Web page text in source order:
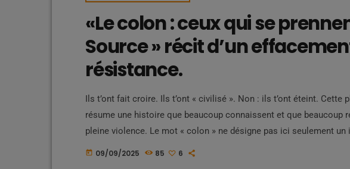
«Le colon : ceux qui se
Source » récit d’un
résistance.
Ils t’ont fait croire. Ils t’ont « civilisé ». Non : ils t’ont éteint. Cette
résume une histoire que beaucoup connaissent et que beaucoup
pleine violence. Le mot « colon » ne désigne pas ici seulement un
une religion ou une caste. Il désigne une posture, une mécanique,
today 09/09/2025 85 6